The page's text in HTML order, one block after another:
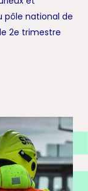
pôle national de
2e trimestre